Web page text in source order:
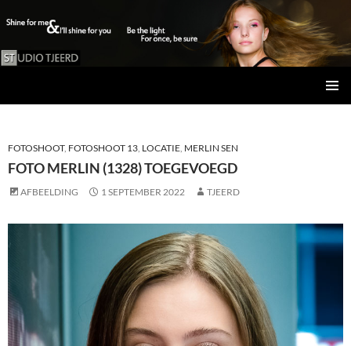
INHOUD
FOTOSHOOT, FOTOSHOOT 13, LOCATIE, MERLIN SEN
FOTO MERLIN (1328) TOEGEVOEGD
AFBEELDING 1 SEPTEMBER 2022 TJEERD